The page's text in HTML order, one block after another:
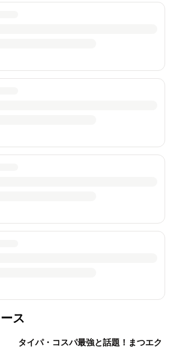
ス
タイパ・コスパ最強と話題！まつエク